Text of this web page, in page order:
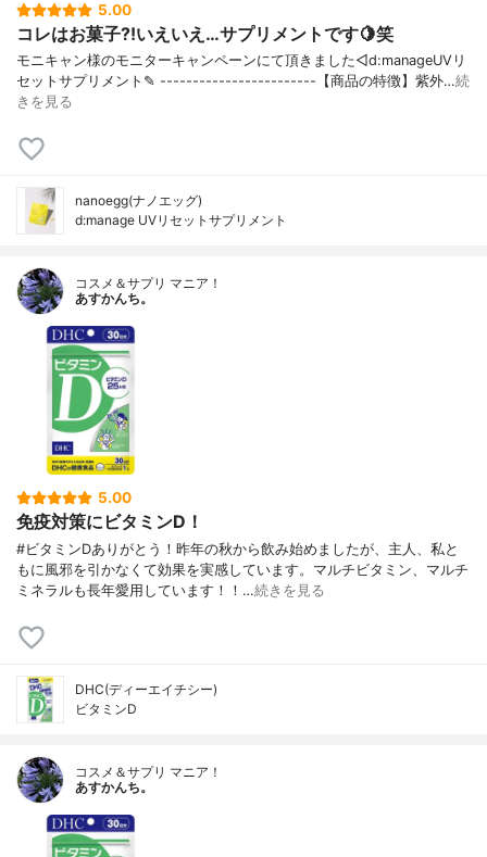
5.00
コレはお菓子?!いえいえ…サプリメントです🍋笑
モニキャン様のモニターキャンペーンにて頂きました◁d:manageUVリ
セットサプリメント✎ ------------------------【商品の特徴】紫外…続
きを見る
nanoegg(ナノエッグ)
d:manage UVリセットサプリメント
コスメ＆サプリ マニア！
あすかんち。
5.00
免疫対策にビタミンD！
#ビタミンDありがとう！昨年の秋から飲み始めましたが、主人、私と
もに風邪を引かなくて効果を実感しています。マルチビタミン、マルチ
ミネラルも長年愛用しています！！…続きを見る
DHC(ディーエイチシー)
ビタミンD
コスメ＆サプリ マニア！
あすかんち。